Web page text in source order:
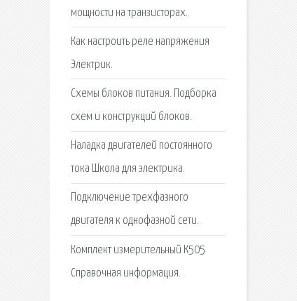
мощности на транзисторах.
Как настроить реле напряжения
Электрик.
Схемы блоков питания. Подборка
схем и конструкций блоков.
Наладка двигателей постоянного
тока Школа для электрика.
Подключение трехфазного
двигателя к однофазной сети.
Комплект измерительный К505
Справочная информация.